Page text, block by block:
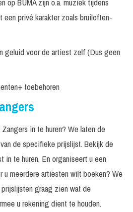
personen
-
Excl. techniek,
geluid en licht
Excl. techniek /
geluid
Incl. monitorset
een privé karakter zoals bruiloften-
geluid voor de artiest zelf (Dus geen
toebehoren
in te huren? We laten de
de specifieke prijslijst. Bekijk de
in te huren. En organiseert u een
u meerdere artiesten wilt boeken? We
graag zien wat de
u rekening dient te houden.